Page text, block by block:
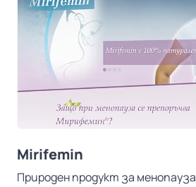
Mirifemin
Природен продукт за менопауза